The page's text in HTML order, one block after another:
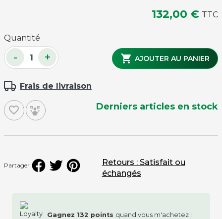
132,00 € TTC
Quantité
- +  AJOUTER AU PANIER
Frais de livraison
favorite_border Derniers articles en stock
Partager
Gagnez 132 points quand vous m'achetez !
Retours : Satisfait ou
échangés